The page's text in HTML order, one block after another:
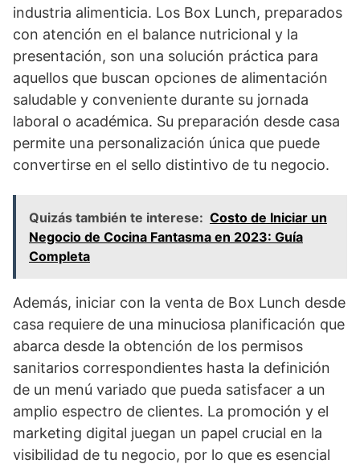
industria alimenticia. Los Box Lunch, preparados
con atención en el balance nutricional y la
presentación, son una solución práctica para
aquellos que buscan opciones de alimentación
saludable y conveniente durante su jornada
laboral o académica. Su preparación desde casa
permite una personalización única que puede
convertirse en el sello distintivo de tu negocio.
Quizás también te interese: Costo de Iniciar un
Negocio de Cocina Fantasma en 2023: Guía
Completa
Además, iniciar con la venta de Box Lunch desde
casa requiere de una minuciosa planificación que
abarca desde la obtención de los permisos
sanitarios correspondientes hasta la definición
de un menú variado que pueda satisfacer a un
amplio espectro de clientes. La promoción y el
marketing digital juegan un papel crucial en la
visibilidad de tu negocio, por lo que es esencial